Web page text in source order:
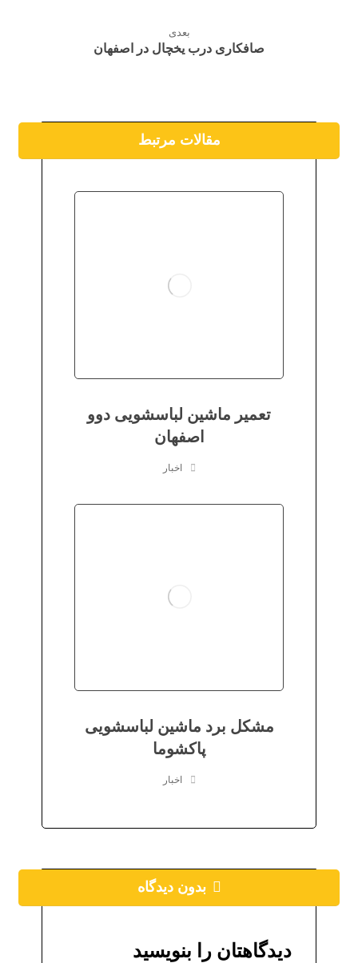
بعدی
صافکاری درب یخچال در اصفهان
مقالات مرتبط
تعمیر ماشین لباسشویی دوو
اصفهان
اخبار
مشکل برد ماشین لباسشویی
پاکشوما
اخبار
بدون دیدگاه
دیدگاهتان را بنویسید